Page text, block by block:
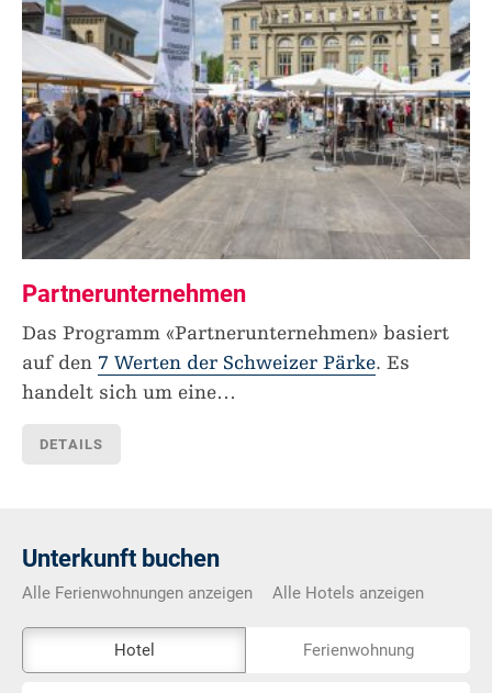
Partnerunternehmen
Das Programm «Partnerunternehmen» basiert
auf den 7 Werten der Schweizer Pärke. Es
handelt sich um eine…
DETAILS
Unterkunft buchen
Alle Ferienwohnungen anzeigen Alle Hotels anzeigen
Externe-
Hotel Ferienwohnung